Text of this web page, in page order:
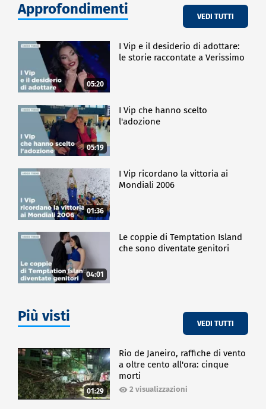
Approfondimenti VEDI TUTTI
05:20
I Vip e il desiderio di adottare:
le storie raccontate a Verissimo
05:19
I Vip che hanno scelto
l'adozione
01:36
I Vip ricordano la vittoria ai
Mondiali 2006
04:01
Le coppie di Temptation Island
che sono diventate genitori
Più visti VEDI TUTTI
01:29
Rio de Janeiro, raffiche di vento
a oltre cento all'ora: cinque
morti
2 visualizzazioni